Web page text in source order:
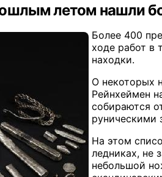
летом нашли
Более 400
ходе работ в
находки.
О некоторых
Рейнхеймен
собираются
руническими
На этом
ледниках, не
небольшой